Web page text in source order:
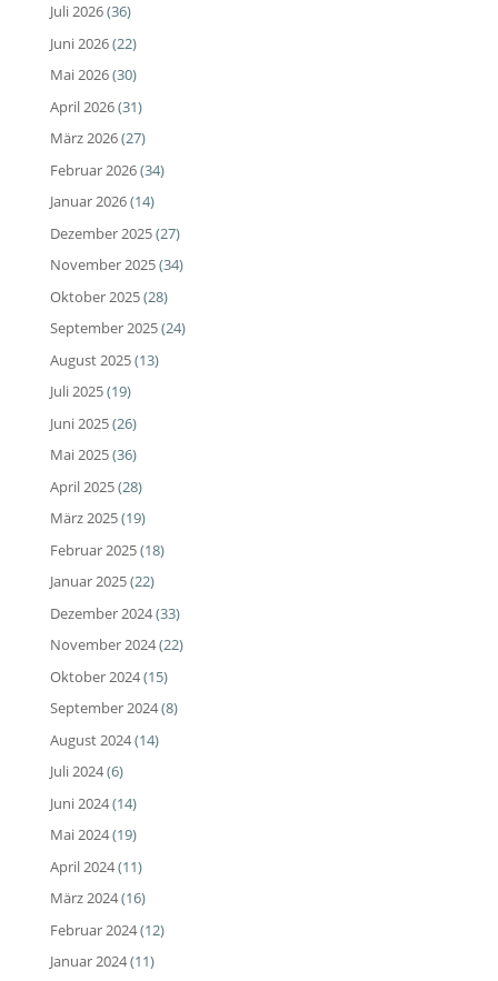
Juli 2026(36)
Juni 2026(22)
Mai 2026(30)
April 2026(31)
März 2026(27)
Februar 2026(34)
Januar 2026(14)
Dezember 2025(27)
November 2025(34)
Oktober 2025(28)
September 2025(24)
August 2025(13)
Juli 2025(19)
Juni 2025(26)
Mai 2025(36)
April 2025(28)
März 2025(19)
Februar 2025(18)
Januar 2025(22)
Dezember 2024(33)
November 2024(22)
Oktober 2024(15)
September 2024(8)
August 2024(14)
Juli 2024(6)
Juni 2024(14)
Mai 2024(19)
April 2024(11)
März 2024(16)
Februar 2024(12)
Januar 2024(11)